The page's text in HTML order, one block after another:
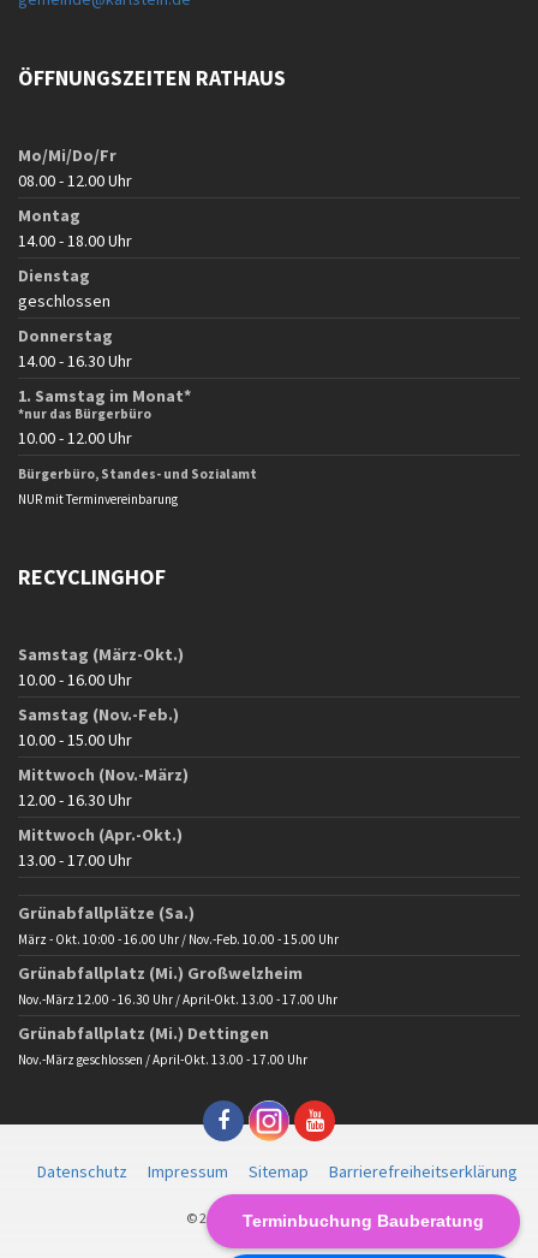
Terminbuchung Bauberatung
ÖFFNUNGSZEITEN RATHAUS
Mo/Mi/Do/Fr
08.00 - 12.00 Uhr
Montag
14.00 - 18.00 Uhr
Dienstag
geschlossen
Donnerstag
14.00 - 16.30 Uhr
1. Samstag im Monat*
*nur das Bürgerbüro
10.00 - 12.00 Uhr
Bürgerbüro, Standes- und Sozialamt
NUR mit Terminvereinbarung
RECYCLINGHOF
Samstag (März-Okt.)
10.00 - 16.00 Uhr
Samstag (Nov.-Feb.)
10.00 - 15.00 Uhr
Mittwoch (Nov.-März)
12.00 - 16.30 Uhr
Mittwoch (Apr.-Okt.)
13.00 - 17.00 Uhr
Grünabfallplätze (Sa.)
März - Okt. 10:00 - 16.00 Uhr / Nov.-Feb. 10.00 - 15.00 Uhr
Grünabfallplatz (Mi.) Großwelzheim
Nov.-März 12.00 - 16.30 Uhr / April-Okt. 13.00 - 17.00 Uhr
Grünabfallplatz (Mi.) Dettingen
Nov.-März geschlossen / April-Okt. 13.00 - 17.00 Uhr
Datenschutz Impressum Sitemap Barrierefreiheitserklärung
© 2025 Gemeinde Karlstein